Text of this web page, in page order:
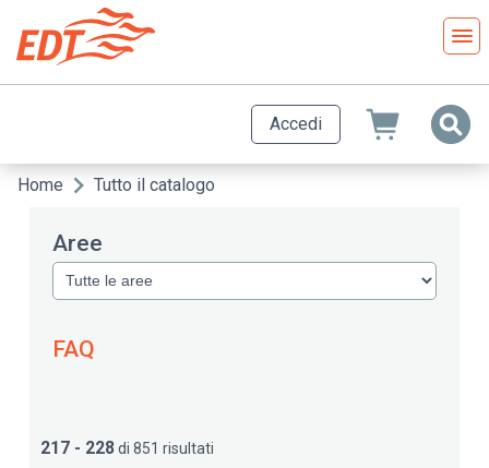
contenuto
principale
Accedi
Briciole
pane
Home Tutto il catalogo
Aree
FAQ
217 - 228di 851 risultati